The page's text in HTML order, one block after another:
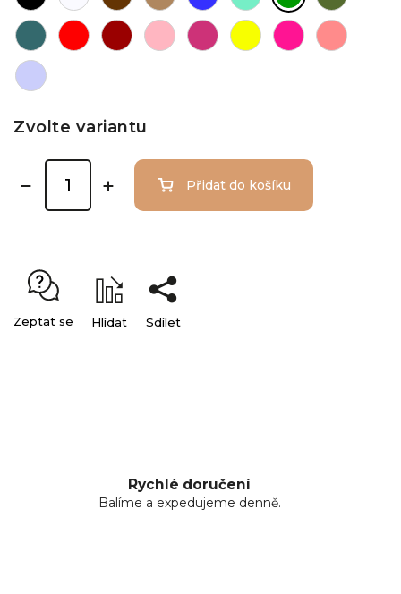
Zvolte variantu
Přidat do košíku
Zeptat se Hlídat Sdílet
Rychlé doručení
Balíme a expedujeme denně.